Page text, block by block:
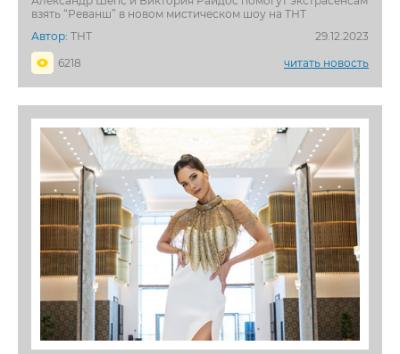
взять “Реванш” в новом мистическом шоу на ТНТ
Автор: ТНТ
29.12.2023
6218
читать новость